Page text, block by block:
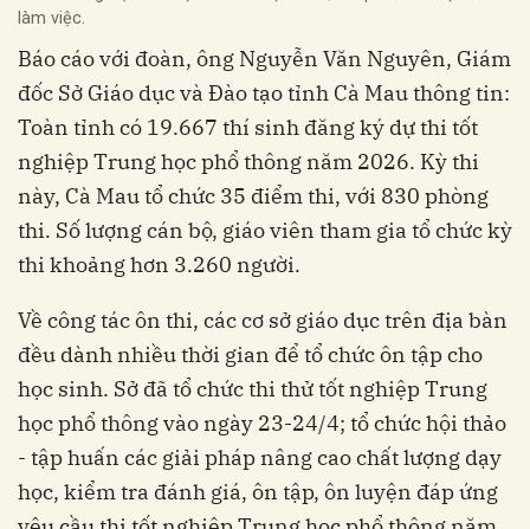
làm việc.
Báo cáo với đoàn, ông Nguyễn Văn Nguyên, Giám
đốc Sở Giáo dục và Đào tạo tỉnh Cà Mau thông tin:
Toàn tỉnh có 19.667 thí sinh đăng ký dự thi tốt
nghiệp Trung học phổ thông năm 2026. Kỳ thi
này, Cà Mau tổ chức 35 điểm thi, với 830 phòng
thi. Số lượng cán bộ, giáo viên tham gia tổ chức kỳ
thi khoảng hơn 3.260 người.
Về công tác ôn thi, các cơ sở giáo dục trên địa bàn
đều dành nhiều thời gian để tổ chức ôn tập cho
học sinh. Sở đã tổ chức thi thử tốt nghiệp Trung
học phổ thông vào ngày 23-24/4; tổ chức hội thảo
- tập huấn các giải pháp nâng cao chất lượng dạy
học, kiểm tra đánh giá, ôn tập, ôn luyện đáp ứng